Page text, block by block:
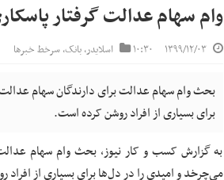
وام سهام عدالت گرفتار
۱۳۹۹/۱۲/۰۳ ۱۰:۳۰ اسلایدر,بانک,سرخط خبرها
بحث وام سهام عدالت برای دارندگان سهام
برای بسیاری از افراد روشن کرده است.
به گزارش کسب و کار نیوز، بحث وام سهام
می‌چرخد و امیدی را در دل‌ها برای بسیاری از